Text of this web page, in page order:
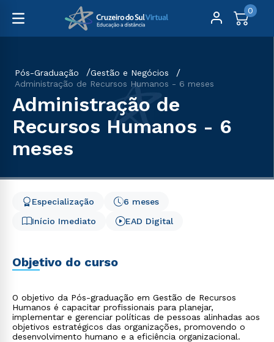
0
Pós-Graduação
Gestão e Negócios
Administração de Recursos Humanos - 6 meses
Administração de
Recursos Humanos - 6
meses
Início Imediato
6 meses
Especialização
EAD Digital
Objetivo do curso
O objetivo da Pós-graduação em Gestão de Recursos
Humanos é capacitar profissionais para planejar,
implementar e gerenciar políticas de pessoas alinhadas aos
objetivos estratégicos das organizações, promovendo o
desenvolvimento humano e a eficiência organizacional.